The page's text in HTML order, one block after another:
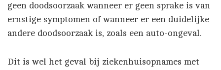
geen doodsoorzaak wanneer er geen sprake is van
ernstige symptomen of wanneer er een duidelijke
andere doodsoorzaak is, zoals een auto-ongeval.
Dit is wel het geval bij ziekenhuisopnames met